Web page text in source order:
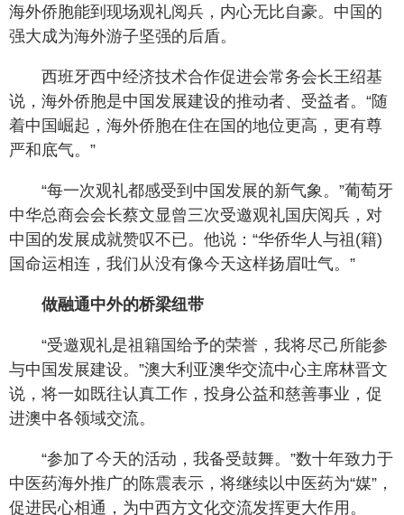
海外侨胞能到现场观礼阅兵，内心无比自豪。中国的
强大成为海外游子坚强的后盾。
西班牙西中经济技术合作促进会常务会长王绍基
说，海外侨胞是中国发展建设的推动者、受益者。“随
着中国崛起，海外侨胞在住在国的地位更高，更有尊
严和底气。”
“每一次观礼都感受到中国发展的新气象。”葡萄牙
中华总商会会长蔡文显曾三次受邀观礼国庆阅兵，对
中国的发展成就赞叹不已。他说：“华侨华人与祖(籍)
国命运相连，我们从没有像今天这样扬眉吐气。”
做融通中外的桥梁纽带
“受邀观礼是祖籍国给予的荣誉，我将尽己所能参
与中国发展建设。”澳大利亚澳华交流中心主席林晋文
说，将一如既往认真工作，投身公益和慈善事业，促
进澳中各领域交流。
“参加了今天的活动，我备受鼓舞。”数十年致力于
中医药海外推广的陈震表示，将继续以中医药为“媒”，
促进民心相通，为中西方文化交流发挥更大作用。